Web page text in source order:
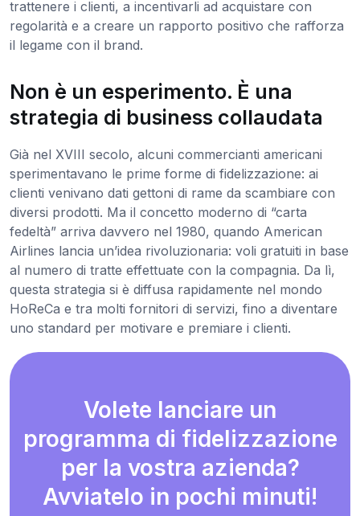
trattenere i clienti, a incentivarli ad acquistare con
regolarità e a creare un rapporto positivo che rafforza
il legame con il brand.
Non è un esperimento. È una
strategia di business collaudata
Già nel XVIII secolo, alcuni commercianti americani
sperimentavano le prime forme di fidelizzazione: ai
clienti venivano dati gettoni di rame da scambiare con
diversi prodotti. Ma il concetto moderno di “carta
fedeltà” arriva davvero nel 1980, quando American
Airlines lancia un’idea rivoluzionaria: voli gratuiti in base
al numero di tratte effettuate con la compagnia. Da lì,
questa strategia si è diffusa rapidamente nel mondo
HoReCa e tra molti fornitori di servizi, fino a diventare
uno standard per motivare e premiare i clienti.
Volete lanciare un
programma di fidelizzazione
per la vostra azienda?
Avviatelo in pochi minuti!